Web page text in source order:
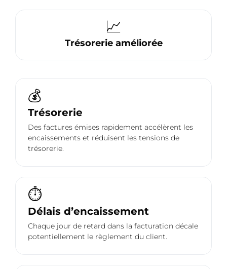
📈
Trésorerie améliorée
💰
Trésorerie
Des factures émises rapidement accélèrent les
encaissements et réduisent les tensions de
trésorerie.
⏱️
Délais d’encaissement
Chaque jour de retard dans la facturation décale
potentiellement le règlement du client.